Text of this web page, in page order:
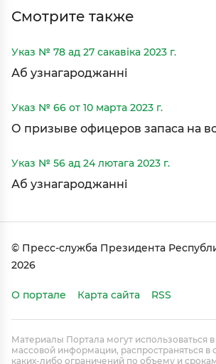
Смотрите также
Указ № 78 ад 27 сакавіка 2023 г.
Аб узнагароджанні
Указ № 66 от 10 марта 2023 г.
О призыве офицеров запаса на
Указ № 56 ад 24 лютага 2023 г.
Аб узнагароджанні
© Пресс-служба Президента
2026
О портале Карта сайта RSS
Материалы Портала могут использоваться в
массовой информации, распространяться в
каких-либо ограничений по объему и